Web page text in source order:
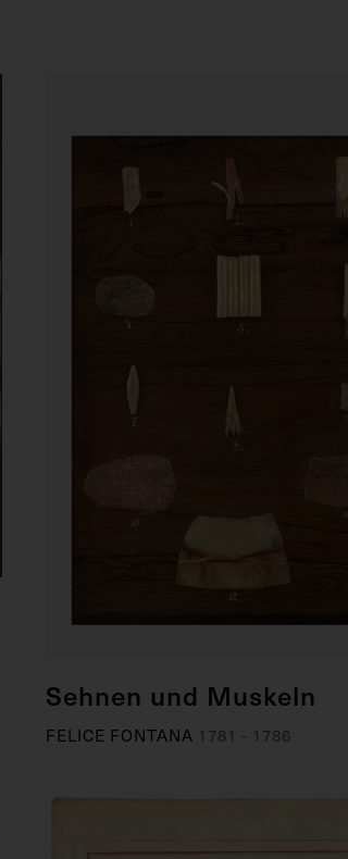
Sehnen und Muskeln
FELICE FONTANA 1781 - 1786